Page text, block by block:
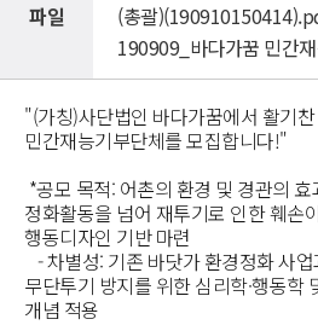
파일
(총괄
190909_바다가꿈 민간
"(가칭)사단법인 바다가꿈에서 활기
민간재능기부단체를 모집합니다!"
*공모 목적: 어촌의 환경 및 경관의
정화활동을 넘어 재투기로 인한 훼손
행동디자인 기반 마련
- 차별성: 기존 바닷가 환경정화 사
무단투기 방지를 위한 심리학·행동학
개념 적용